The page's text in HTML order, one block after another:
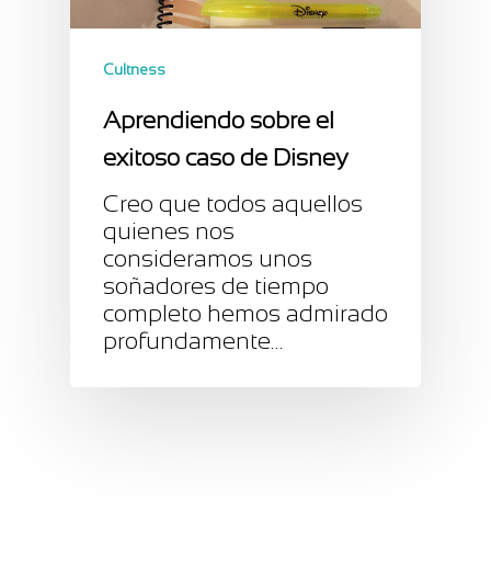
Cultness
Aprendiendo sobre el
exitoso caso de Disney
Creo que todos aquellos
quienes nos
consideramos unos
soñadores de tiempo
completo hemos admirado
profundamente…